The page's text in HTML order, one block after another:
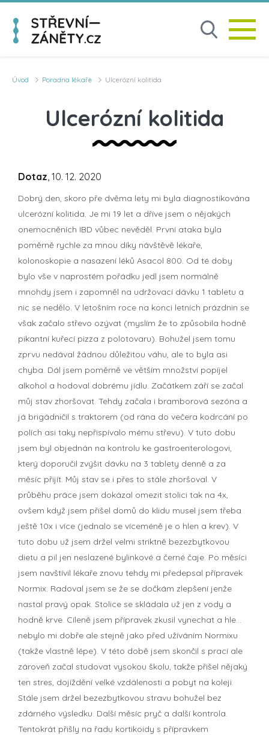
Úvod Poradna lékaře Ulcerózní kolitida
Ulcerózní kolitida
Dotaz, 10. 12. 2020
Dobrý den, skoro pře dvěma lety mi byla diagnostikována
ulcerózní kolitida. Je mi 19 let a dříve jsem o nějakých
onemocněních IBD vůbec nevěděl. První ataka byla
poměrně rychle za mnou díky návštěvě lékaře,
kolonoskopie a nasazení léků Asacol 800. Od té doby
bylo vše v naprostém pořádku jedl jsem normálně
mnohdy jsem i zapomněl na udržovací dávku 1 tabletu a
nic se nedělo. V letošním roce na konci letních prázdnin se
však začalo střevo ozývat (myslím že to způsobila hodně
pikantní kuřecí pizza z polotovaru). Bohužel jsem tomu
zprvu nedával žádnou důležitou váhu, ale to byla asi
chyba. Dál jsem poměrně ve větším množství popíjel
alkohol a hodoval dobrému jídlu. Začátkem září se začal
můj stav zhoršovat. Tehdy začala i bramborová sezóna a
já brigádničil s traktorem (od rána do večera kodrcání po
polích asi taky nepřispívalo mému střevu). V tuto dobu
jsem byl objednán na kontrolu ke gastroenterologovi,
který doporučil zvýšit dávku na 3 tablety denně a za
měsíc přijít. Můj stav se i přes to stále zhoršoval. V
průběhu práce jsem dokázal omezit stolici tak na 4x,
ovšem když jsem přišel domů do klidu musel jsem třeba
ještě 10x i více (jednalo se víceméně je o hlen a krev). V
tuto dobu už jsem držel velmi striktně bezezbytkovou
dietu a pil jen neslazené bylinkové a černé čaje. Po měsíci
jsem navštívil lékaře znovu tehdy mi předepsal přípravek
Normix. Radoval jsem se že se dočkám zlepšení jenže
nastal pravý opak. Stolice se skládala už jen z vody a
hodně krve. Cíleně jsem přípravek zkusil vynechat a hle...
nebylo mi dobře ale stejně jako před užíváním Normixu
(takže vlastně lépe). V této době jsem skončil s prací ale
zároveň začal studovat vysokou školu, takže přišel nějaký
ten stres, dojíždění velké vzdálenosti a pobyt na koleji.
Stále jsem držel bezezbytkovou stravu bohužel bez
zdárného výsledku. Další měsíc pryč a další kontrola.
Tentokrát přišly na řadu kortikoidy s přípravkem